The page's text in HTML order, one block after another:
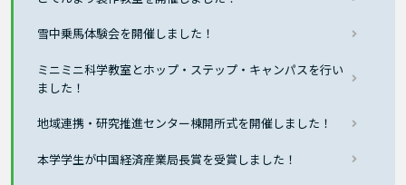
雪中乗馬体験会を開催しました！
ミニミニ科学教室とホップ・ステップ・キャンパスを行い
ました！
地域連携・研究推進センター棟開所式を開催しました！
本学学生が中国経済産業局長賞を受賞しました！